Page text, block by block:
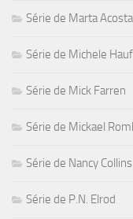
Série de Marta Acosta
Série de Michele Hauf
Série de Mick Farren
Série de Mickael
Série de Nancy Collins
Série de P.N. Elrod